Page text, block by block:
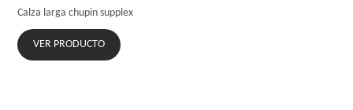
Calza larga chupin supplex
VER PRODUCTO